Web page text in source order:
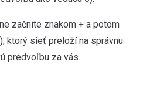
začnite znakom + a potom
ktorý sieť preloží na správnu
predvoľbu za vás.